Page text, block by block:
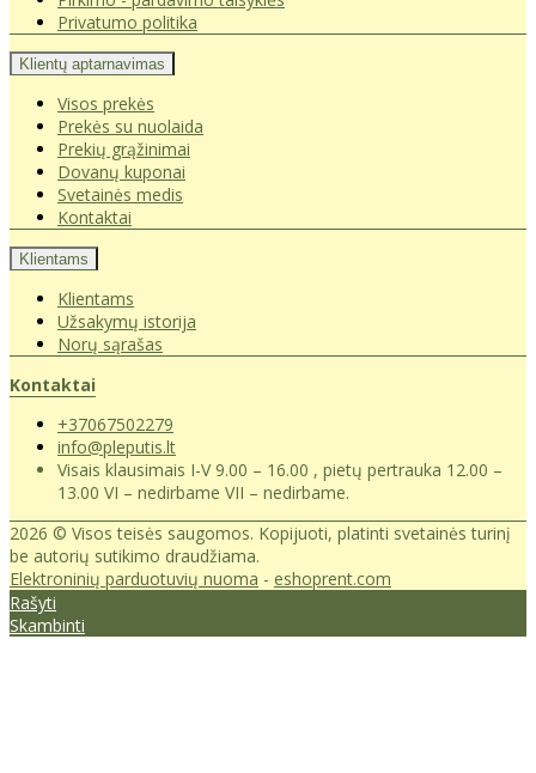
Privatumo politika
Klientų aptarnavimas
Visos prekės
Prekės su nuolaida
Prekių grąžinimai
Dovanų kuponai
Svetainės medis
Kontaktai
Klientams
Klientams
Užsakymų istorija
Norų sąrašas
Kontaktai
+37067502279
info@pleputis.lt
Visais klausimais I-V 9.00 – 16.00 , pietų pertrauka 12.00 –
13.00 VI – nedirbame VII – nedirbame.
2026 © Visos teisės saugomos. Kopijuoti, platinti svetainės turinį
be autorių sutikimo draudžiama.
Elektroninių parduotuvių nuoma - eshoprent.com
Rašyti
Skambinti